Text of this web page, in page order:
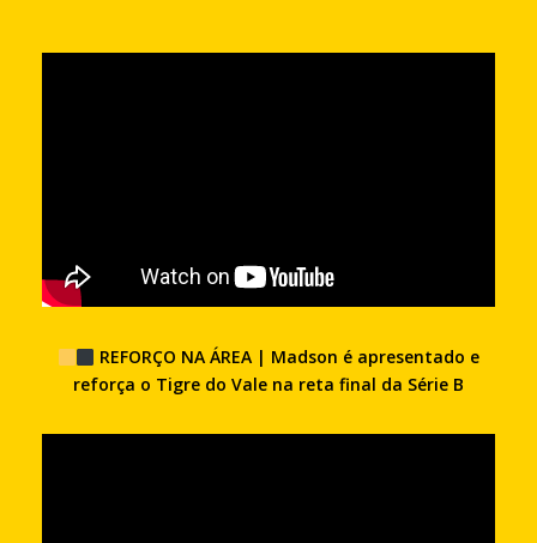
REFORÇO NA ÁREA | Madson é apresentado e
reforça o Tigre do Vale na reta final da Série B